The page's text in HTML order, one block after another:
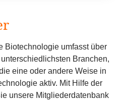
Biotechnologie umfasst über
Branchen,
eine oder andere Weise in
aktiv. Mit Hilfe der
unsere Mitgliederdatenbank